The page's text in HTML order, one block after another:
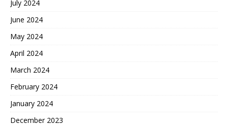
July 2024
June 2024
May 2024
April 2024
March 2024
February 2024
January 2024
December 2023